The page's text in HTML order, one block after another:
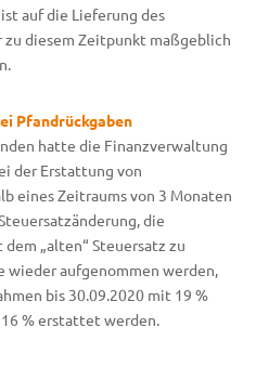
auf die Lieferung des
zu diesem Zeitpunkt maßgeblich
Pfandrückgaben
hatte die Finanzverwaltung
der Erstattung von
eines Zeitraums von 3 Monaten
die
„alten“ Steuersatz zu
wieder aufgenommen werden,
bis 30.09.2020 mit 19 %
% erstattet werden.